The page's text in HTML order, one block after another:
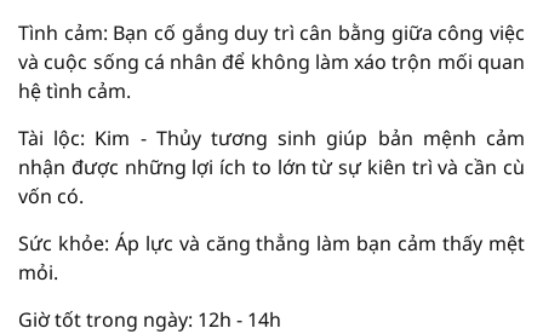
Tình cảm: Bạn cố gắng duy trì cân bằng giữa công việc
và cuộc sống cá nhân để không làm xáo trộn mối quan
hệ tình cảm.
Tài lộc: Kim - Thủy tương sinh giúp bản mệnh cảm
nhận được những lợi ích to lớn từ sự kiên trì và cần cù
vốn có.
Sức khỏe: Áp lực và căng thẳng làm bạn cảm thấy mệt
mỏi.
Giờ tốt trong ngày: 12h - 14h